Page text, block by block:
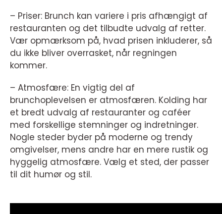
– Priser: Brunch kan variere i pris afhængigt af
restauranten og det tilbudte udvalg af retter.
Vær opmærksom på, hvad prisen inkluderer, så
du ikke bliver overrasket, når regningen
kommer.
– Atmosfære: En vigtig del af
brunchoplevelsen er atmosfæren. Kolding har
et bredt udvalg af restauranter og caféer
med forskellige stemninger og indretninger.
Nogle steder byder på moderne og trendy
omgivelser, mens andre har en mere rustik og
hyggelig atmosfære. Vælg et sted, der passer
til dit humør og stil.